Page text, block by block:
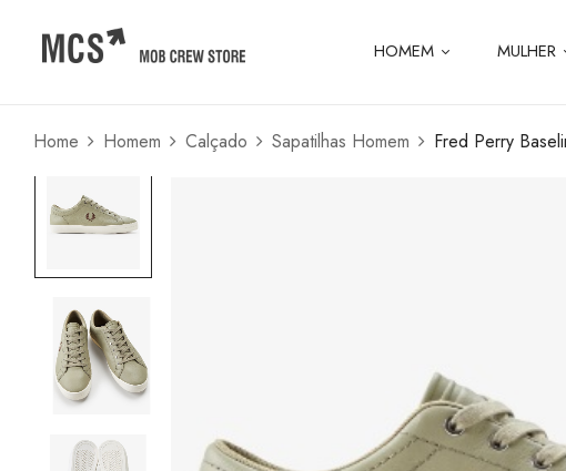
HOMEM MULHER
Home Homem Calçado Sapatilhas Homem Fred Perry